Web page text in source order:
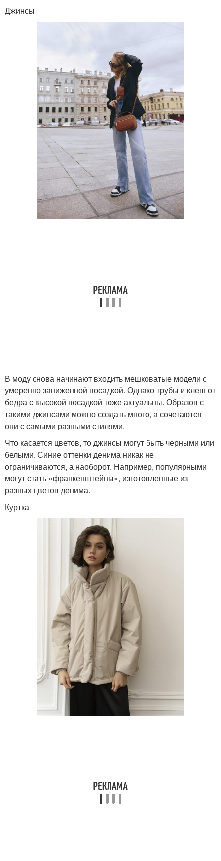
Джинсы
В моду снова начинают входить мешковатые модели с
умеренно заниженной посадкой. Однако трубы и клеш от
бедра с высокой посадкой тоже актуальны. Образов с
такими джинсами можно создать много, а сочетаются
они с самыми разными стилями.
Что касается цветов, то джинсы могут быть черными или
белыми. Синие оттенки денима никак не
ограничиваются, а наоборот. Например, популярными
могут стать «франкенштейны», изготовленные из
разных цветов денима.
Куртка